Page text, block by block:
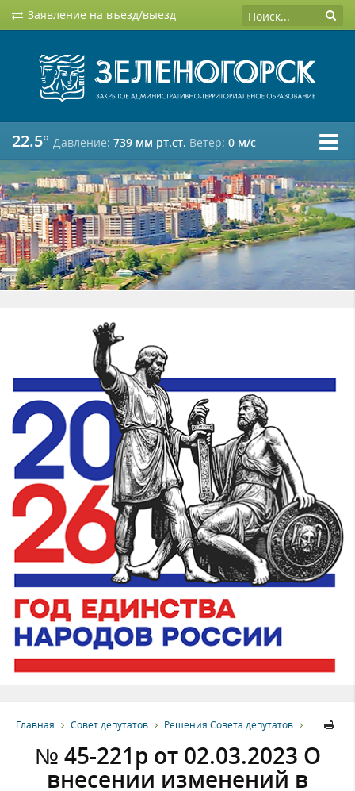
Заявление на въезд/выезд
22.5° Давление: 739 мм рт.ст. Ветер: 0 м/c
Главная Совет депутатов Решения Совета депутатов
№ 45-221р от 02.03.2023 О
внесении изменений в